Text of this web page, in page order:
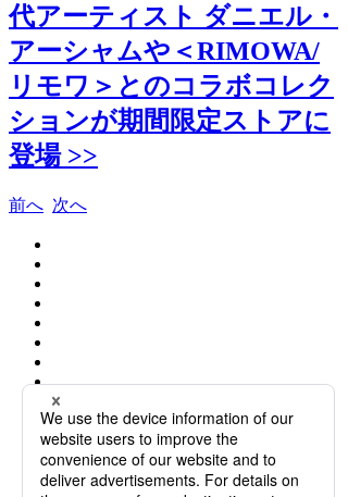
代アーティスト ダニエル・
アーシャムや＜RIMOWA/
リモワ＞とのコラボコレク
ションが期間限定ストアに
登場 >>
前へ 次へ